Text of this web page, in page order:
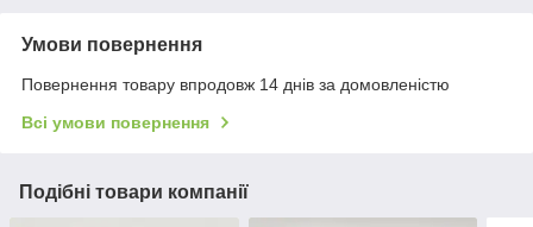
Умови повернення
Повернення товару впродовж 14 днів за домовленістю
Всі умови повернення
Подібні товари компанії